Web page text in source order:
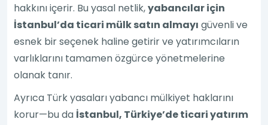
hakkını içerir. Bu yasal netlik,yabancılar için
İstanbul’da ticari mülk satın almayı güvenli ve
esnek bir seçenek haline getirir ve yatırımcıların
varlıklarını tamamen özgürce yönetmelerine
olanak tanır.
Ayrıca Türk yasaları yabancı mülkiyet haklarını
korur—bu da İstanbul, Türkiye’de ticari yatırım